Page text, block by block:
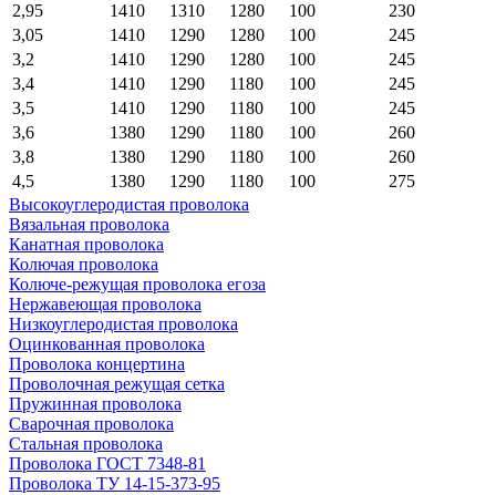
2,95
1410 1310 1280 100
230
3,05
1410 1290 1280 100
245
3,2
1410 1290 1280 100
245
3,4
1410 1290 1180 100
245
3,5
1410 1290 1180 100
245
3,6
1380 1290 1180 100
260
3,8
1380 1290 1180 100
260
4,5
1380 1290 1180 100
275
Высокоуглеродистая проволока
Вязальная проволока
Канатная проволока
Колючая проволока
Колюче-режущая проволока егоза
Нержавеющая проволока
Низкоуглеродистая проволока
Оцинкованная проволока
Проволока концертина
Проволочная режущая сетка
Пружинная проволока
Сварочная проволока
Стальная проволока
Проволока ГОСТ 7348-81
Проволока ТУ 14-15-373-95